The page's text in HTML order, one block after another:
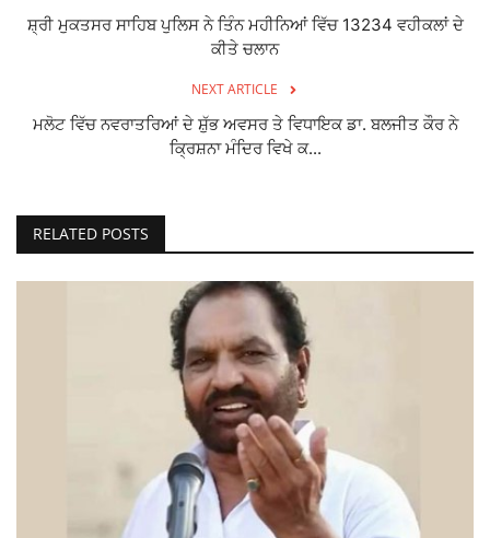
ਸ਼੍ਰੀ ਮੁਕਤਸਰ ਸਾਹਿਬ ਪੁਲਿਸ ਨੇ ਤਿੰਨ ਮਹੀਨਿਆਂ ਵਿੱਚ 13234 ਵਹੀਕਲਾਂ ਦੇ
ਕੀਤੇ ਚਲਾਨ
NEXT ARTICLE
ਮਲੋਟ ਵਿੱਚ ਨਵਰਾਤਰਿਆਂ ਦੇ ਸ਼ੁੱਭ ਅਵਸਰ ਤੇ ਵਿਧਾਇਕ ਡਾ. ਬਲਜੀਤ ਕੌਰ ਨੇ
ਕ੍ਰਿਸ਼ਨਾ ਮੰਦਿਰ ਵਿਖੇ ਕ...
RELATED POSTS